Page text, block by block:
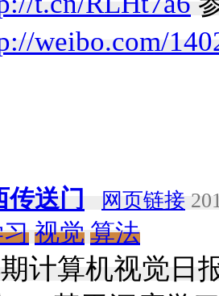
weibo.com/
传送门 网页链接
视觉 算法
计算机视觉日